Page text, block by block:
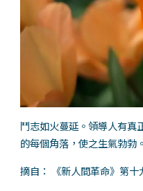
鬥志如火蔓延。領導人有真
的每個角落，使之生氣勃勃。
摘自： 《新人間革命》第十